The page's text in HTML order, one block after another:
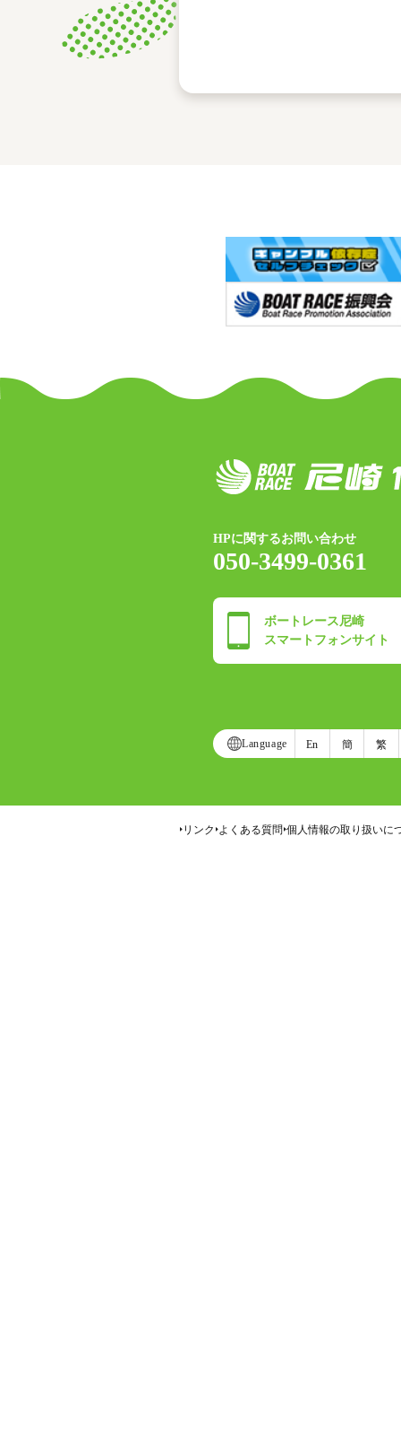
HPに関するお問い合わせ
050-3499-0361
ボートレース尼崎
スマートフォンサイト
Language En 簡 繁
リンク よくある質問 個人情報の取り扱いに